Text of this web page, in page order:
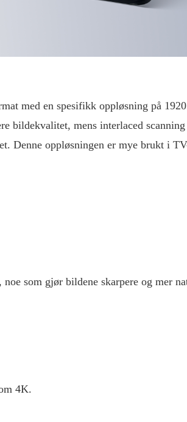
med en spesifikk oppløsning på
bildekvalitet, mens interlaced
Denne oppløsningen er mye brukt i
som gjør bildene skarpere og mer
4K.